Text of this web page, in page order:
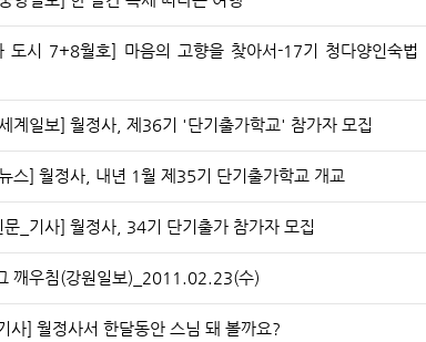
도시 7+8월호] 마음의 고향을 찾아서-17기 청다양인숙법
계일보] 월정사, 제36기 '단기출가학교' 참가자 모집
스] 월정사, 내년 1월 제35기 단기출가학교 개교
문_기사] 월정사, 34기 단기출가 참가자 모집
깨우침(강원일보)_2011.02.23(수)
사] 월정사서 한달동안 스님 돼 볼까요?